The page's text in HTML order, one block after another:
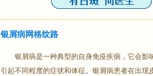
银屑病网格纹路
银屑病是一种典型的自身免疫疾病，它会影
引起不同程度的症状和体征。银屑病患者在出